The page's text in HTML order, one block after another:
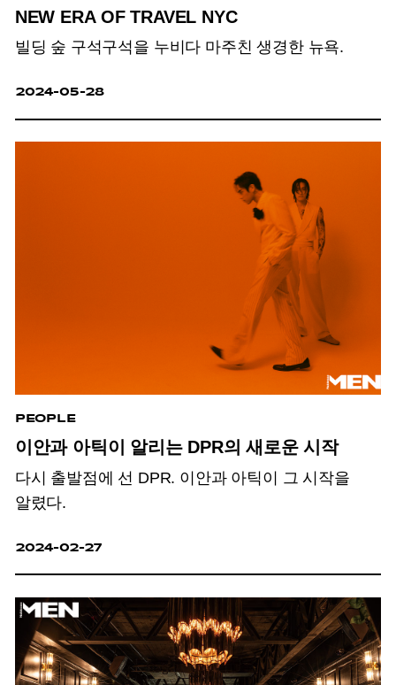
NEW ERA OF TRAVEL NYC
빌딩 숲 구석구석을 누비다 마주친 생경한 뉴욕.
2024-05-28
PEOPLE
이안과 아틱이 알리는 DPR의 새로운 시작
다시 출발점에 선 DPR. 이안과 아틱이 그 시작을
알렸다.
2024-02-27